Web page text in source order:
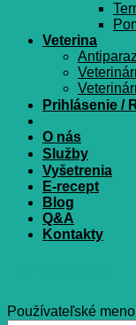
Veterina
Prihlásenie /
O nás
Služby
Vyšetrenia
E-recept
Blog
Q&A
Kontakty
Používateľské